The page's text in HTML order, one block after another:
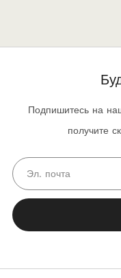
Подпишитесь на
получите